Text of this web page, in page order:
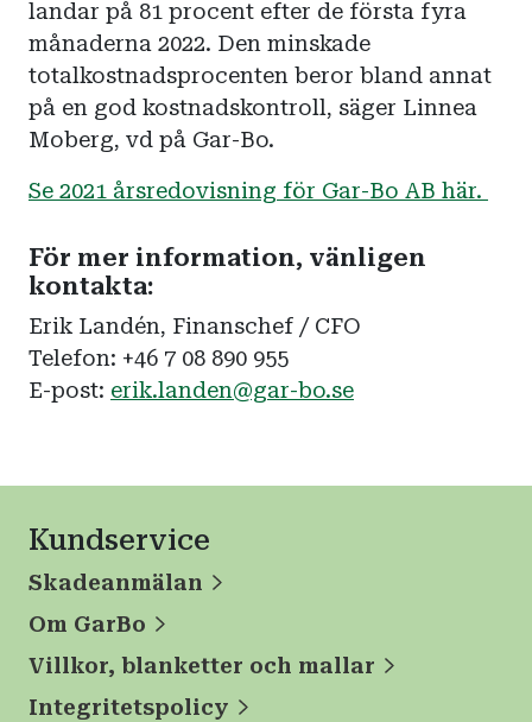
landar på 81 procent efter de första fyra
månaderna 2022. Den minskade
totalkostnadsprocenten beror bland annat
på en god kostnadskontroll, säger Linnea
Moberg, vd på Gar-Bo.
Se 2021 årsredovisning för Gar-Bo AB här.
För mer information, vänligen
kontakta:
Erik Landén, Finanschef / CFO
Telefon: +46 7 08 890 955
E-post: erik.landen@gar-bo.se
Kundservice
Skadeanmälan
Om GarBo
Villkor, blanketter och mallar
Integritetspolicy